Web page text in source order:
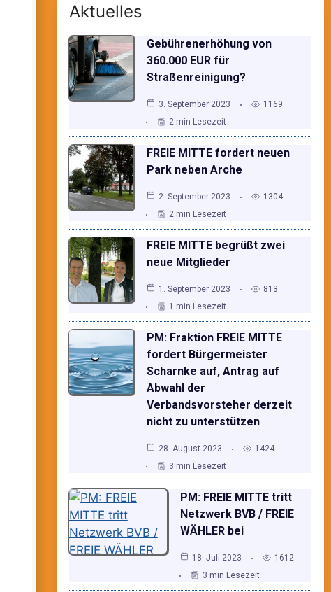
Aktuelles
Gebührenerhöhung von
360.000 EUR für
Straßenreinigung?
3. September 2023
1169
2 min Lesezeit
FREIE MITTE fordert neuen
Park neben Arche
2. September 2023
1304
2 min Lesezeit
FREIE MITTE begrüßt zwei
neue Mitglieder
1. September 2023
813
1 min Lesezeit
PM: Fraktion FREIE MITTE
fordert Bürgermeister
Scharnke auf, Antrag auf
Abwahl der
Verbandsvorsteher derzeit
nicht zu unterstützen
28. August 2023
1424
3 min Lesezeit
PM: FREIE MITTE tritt
Netzwerk BVB / FREIE
WÄHLER bei
18. Juli 2023
1612
3 min Lesezeit